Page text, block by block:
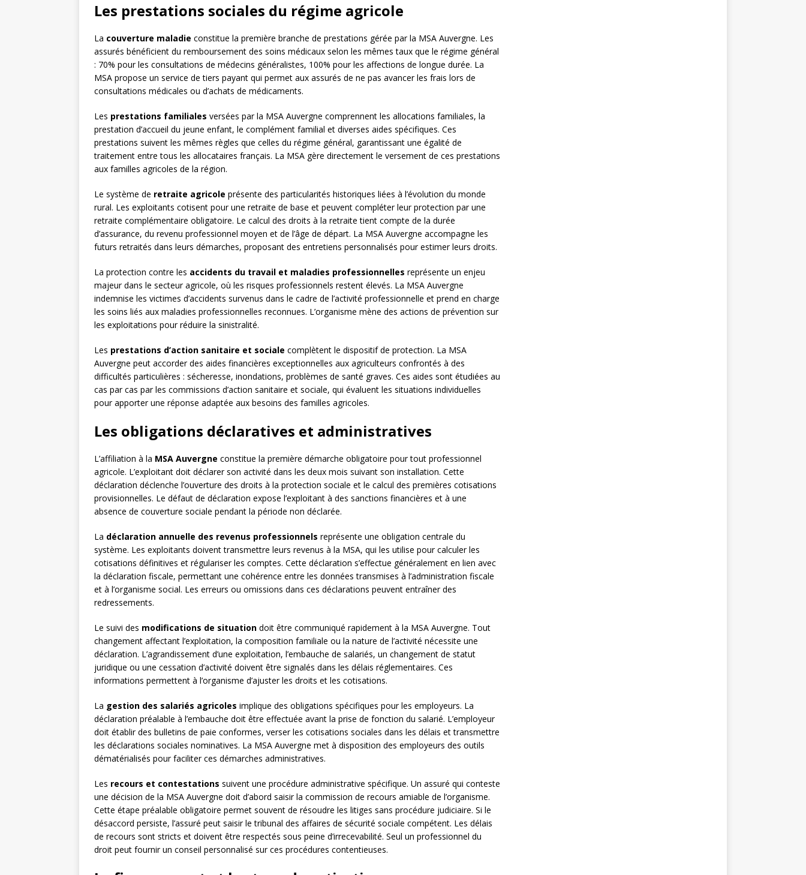
Les prestations sociales du régime agricole
La couverture maladie constitue la première branche de prestations gérée par la MSA Auvergne. Les
assurés bénéficient du remboursement des soins médicaux selon les mêmes taux que le régime général
: 70% pour les consultations de médecins généralistes, 100% pour les affections de longue durée. La
MSA propose un service de tiers payant qui permet aux assurés de ne pas avancer les frais lors de
consultations médicales ou d’achats de médicaments.
Les prestations familiales versées par la MSA Auvergne comprennent les allocations familiales, la
prestation d’accueil du jeune enfant, le complément familial et diverses aides spécifiques. Ces
prestations suivent les mêmes règles que celles du régime général, garantissant une égalité de
traitement entre tous les allocataires français. La MSA gère directement le versement de ces prestations
aux familles agricoles de la région.
Le système de retraite agricole présente des particularités historiques liées à l’évolution du monde
rural. Les exploitants cotisent pour une retraite de base et peuvent compléter leur protection par une
retraite complémentaire obligatoire. Le calcul des droits à la retraite tient compte de la durée
d’assurance, du revenu professionnel moyen et de l’âge de départ. La MSA Auvergne accompagne les
futurs retraités dans leurs démarches, proposant des entretiens personnalisés pour estimer leurs droits.
La protection contre les accidents du travail et maladies professionnelles représente un enjeu
majeur dans le secteur agricole, où les risques professionnels restent élevés. La MSA Auvergne
indemnise les victimes d’accidents survenus dans le cadre de l’activité professionnelle et prend en charge
les soins liés aux maladies professionnelles reconnues. L’organisme mène des actions de prévention sur
les exploitations pour réduire la sinistralité.
Les prestations d’action sanitaire et sociale complètent le dispositif de protection. La MSA
Auvergne peut accorder des aides financières exceptionnelles aux agriculteurs confrontés à des
difficultés particulières : sécheresse, inondations, problèmes de santé graves. Ces aides sont étudiées au
cas par cas par les commissions d’action sanitaire et sociale, qui évaluent les situations individuelles
pour apporter une réponse adaptée aux besoins des familles agricoles.
Les obligations déclaratives et administratives
L’affiliation à la MSA Auvergne constitue la première démarche obligatoire pour tout professionnel
agricole. L’exploitant doit déclarer son activité dans les deux mois suivant son installation. Cette
déclaration déclenche l’ouverture des droits à la protection sociale et le calcul des premières cotisations
provisionnelles. Le défaut de déclaration expose l’exploitant à des sanctions financières et à une
absence de couverture sociale pendant la période non déclarée.
La déclaration annuelle des revenus professionnels représente une obligation centrale du
système. Les exploitants doivent transmettre leurs revenus à la MSA, qui les utilise pour calculer les
cotisations définitives et régulariser les comptes. Cette déclaration s’effectue généralement en lien avec
la déclaration fiscale, permettant une cohérence entre les données transmises à l’administration fiscale
et à l’organisme social. Les erreurs ou omissions dans ces déclarations peuvent entraîner des
redressements.
Le suivi des modifications de situation doit être communiqué rapidement à la MSA Auvergne. Tout
changement affectant l’exploitation, la composition familiale ou la nature de l’activité nécessite une
déclaration. L’agrandissement d’une exploitation, l’embauche de salariés, un changement de statut
juridique ou une cessation d’activité doivent être signalés dans les délais réglementaires. Ces
informations permettent à l’organisme d’ajuster les droits et les cotisations.
La gestion des salariés agricoles implique des obligations spécifiques pour les employeurs. La
déclaration préalable à l’embauche doit être effectuée avant la prise de fonction du salarié. L’employeur
doit établir des bulletins de paie conformes, verser les cotisations sociales dans les délais et transmettre
les déclarations sociales nominatives. La MSA Auvergne met à disposition des employeurs des outils
dématérialisés pour faciliter ces démarches administratives.
Les recours et contestations suivent une procédure administrative spécifique. Un assuré qui conteste
une décision de la MSA Auvergne doit d’abord saisir la commission de recours amiable de l’organisme.
Cette étape préalable obligatoire permet souvent de résoudre les litiges sans procédure judiciaire. Si le
désaccord persiste, l’assuré peut saisir le tribunal des affaires de sécurité sociale compétent. Les délais
de recours sont stricts et doivent être respectés sous peine d’irrecevabilité. Seul un professionnel du
droit peut fournir un conseil personnalisé sur ces procédures contentieuses.